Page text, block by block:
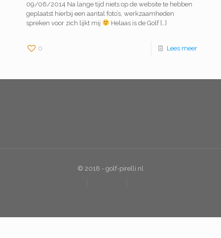
09/06/2014 Na lange tijd niets op de website te hebben
geplaatst hierbij een aantal foto’s, werkzaamheden
spreken voor zich lijkt mij
Helaas is de Golf[…]
0 Lees meer
© 2018 - golf-pirelli.nl